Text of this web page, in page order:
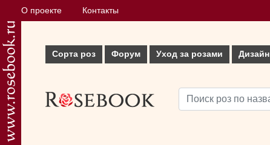
О проекте Контакты
Сорта роз Форум Уход за розами Дизайн